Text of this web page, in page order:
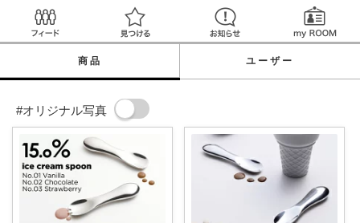
見つける お知らせ
商品 ユーザー
#オリジナル写真